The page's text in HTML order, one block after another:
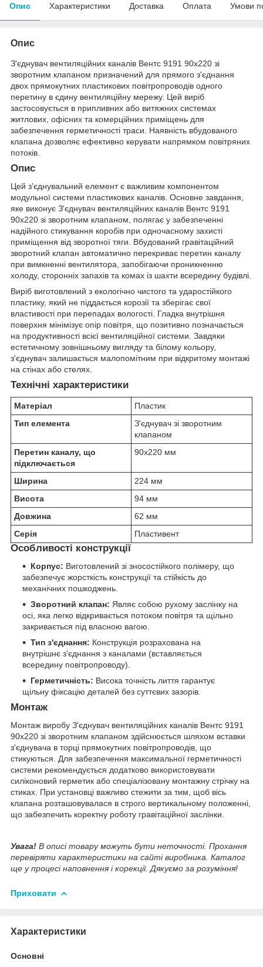
Опис Характеристики Доставка Оплата Умови
Опис
З'єднувач вентиляційних каналів Вентс 9191 90х220 зі
зворотним клапаном призначений для прямого з'єднання
двох прямокутних пластикових повітропроводів одного
перетину в єдину вентиляційну мережу. Цей виріб
застосовується в припливних або витяжних системах
житлових, офісних та комерційних приміщень для
забезпечення герметичності траси. Наявність вбудованого
клапана дозволяє ефективно керувати напрямком повітряних
потоків.
Опис
Цей з'єднувальний елемент є важливим компонентом
модульної системи пластикових каналів. Основне завдання,
яке виконує З'єднувач вентиляційних каналів Вентс 9191
90х220 зі зворотним клапаном, полягає у забезпеченні
надійного стикування коробів при одночасному захисті
приміщення від зворотної тяги. Вбудований гравітаційний
зворотний клапан автоматично перекриває перетин каналу
при вимкненні вентилятора, запобігаючи проникненню
холоду, сторонніх запахів та комах із шахти всередину будівлі.
Виріб виготовлений з екологічно чистого та ударостійкого
пластику, який не піддається корозії та зберігає свої
властивості при перепадах вологості. Гладка внутрішня
поверхня мінімізує опір повітря, що позитивно позначається
на продуктивності всієї вентиляційної системи. Завдяки
естетичному зовнішньому вигляду та білому кольору,
з'єднувач залишається малопомітним при відкритому монтажі
на стінах або стелях.
Технічні характеристики
Матеріал
Пластик
Тип елемента
З'єднувач зі зворотним
клапаном
Перетин каналу, що
підключається
90х220 мм
Ширина
224 мм
Висота
94 мм
Довжина
62 мм
Серія
Пластивент
Особливості конструкції
Корпус: Виготовлений зі зносостійкого полімеру, що
забезпечує жорсткість конструкції та стійкість до
механічних пошкоджень.
Зворотний клапан: Являє собою рухому заслінку на
осі, яка легко відкривається потоком повітря та щільно
закривається під власною вагою.
Тип з'єднання: Конструкція розрахована на
внутрішнє з'єднання з каналами (вставляється
всередину повітропроводу).
Герметичність: Висока точність лиття гарантує
щільну фіксацію деталей без суттєвих зазорів.
Монтаж
Монтаж виробу З'єднувач вентиляційних каналів Вентс 9191
90х220 зі зворотним клапаном здійснюється шляхом вставки
з'єднувача в торці прямокутних повітропроводів, що
стикуються. Для забезпечення максимальної герметичності
системи рекомендується додатково використовувати
силіконовий герметик або спеціалізовану монтажну стрічку на
стиках. При установці важливо стежити за тим, щоб вісь
клапана розташовувалася в строго вертикальному положенні,
що забезпечить коректну роботу гравітаційної заслінки.
Увага! В описі товару можуть бути неточності. Прохання
перевіряти характеристики на сайті виробника. Каталог
ще у процесі наповнення і корекції. Дякуємо за розуміння!
Приховати
Характеристики
Основні